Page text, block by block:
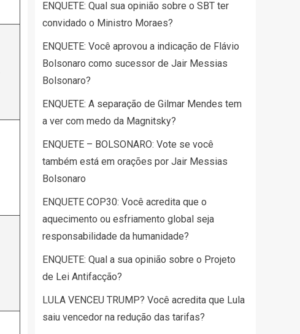
ENQUETE: Qual sua opinião sobre o SBT ter
convidado o Ministro Moraes?
ENQUETE: Você aprovou a indicação de Flávio
Bolsonaro como sucessor de Jair Messias
Bolsonaro?
ENQUETE: A separação de Gilmar Mendes tem
a ver com medo da Magnitsky?
ENQUETE – BOLSONARO: Vote se você
também está em orações por Jair Messias
Bolsonaro
ENQUETE COP30: Você acredita que o
aquecimento ou esfriamento global seja
responsabilidade da humanidade?
ENQUETE: Qual a sua opinião sobre o Projeto
de Lei Antifacção?
LULA VENCEU TRUMP? Você acredita que Lula
saiu vencedor na redução das tarifas?